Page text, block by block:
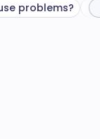
problems?